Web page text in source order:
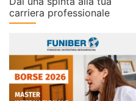
carriera professionale